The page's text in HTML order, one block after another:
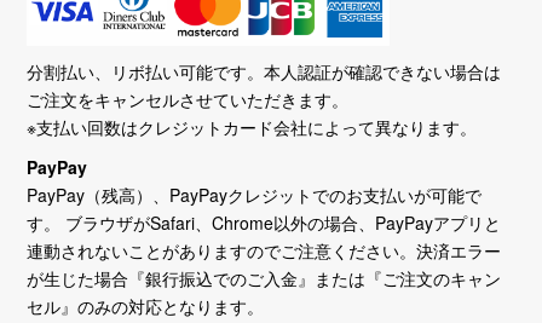
分割払い、リボ払い可能です。本人認証が確認できない場合は
ご注文をキャンセルさせていただきます。
※支払い回数はクレジットカード会社によって異なります。
PayPay
PayPay（残高）、PayPayクレジットでのお支払いが可能で
す。 ブラウザがSafari、Chrome以外の場合、PayPayアプリと
連動されないことがありますのでご注意ください。決済エラー
が生じた場合『銀行振込でのご入金』または『ご注文のキャン
セル』のみの対応となります。